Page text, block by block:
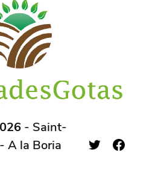
- Saint-
A la Boria